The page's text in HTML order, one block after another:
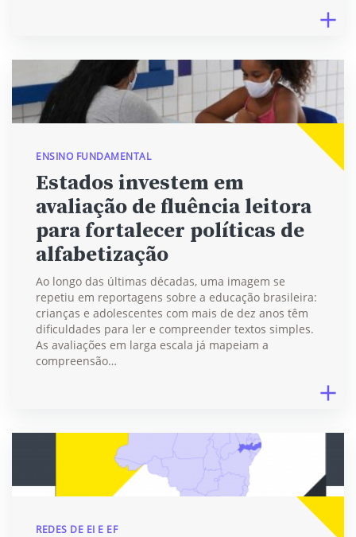
ENSINO FUNDAMENTAL
Estados investem em
avaliação de fluência leitora
para fortalecer políticas de
alfabetização
Ao longo das últimas décadas, uma imagem se
repetiu em reportagens sobre a educação brasileira:
crianças e adolescentes com mais de dez anos têm
dificuldades para ler e compreender textos simples.
As avaliações em larga escala já mapeiam a
compreensão…
REDES DE EI E EF